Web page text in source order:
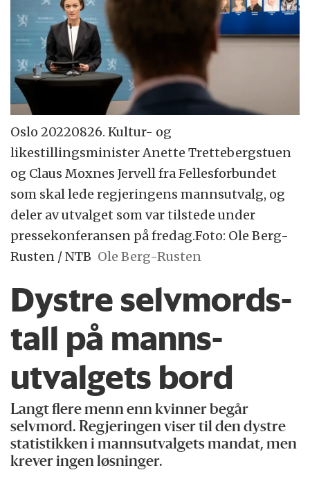
Oslo 20220826. Kultur- og
likestillingsminister Anette Trettebergstuen
og Claus Moxnes Jervell fra Fellesforbundet
som skal lede regjeringens mannsutvalg, og
deler av utvalget som var tilstede under
pressekonferansen på fredag.Foto: Ole Berg-
Rusten / NTB Ole Berg-Rusten
Dystre selvmords­
tall på manns­
utvalgets bord
Langt flere menn enn kvinner begår
selvmord. Regjeringen viser til den dystre
statistikken i mannsutvalgets mandat, men
krever ingen løsninger.